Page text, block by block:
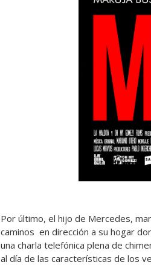
Por último, el hijo de Mercedes,
caminos en dirección a su hogar
una charla telefónica plena de
al día de las características de los